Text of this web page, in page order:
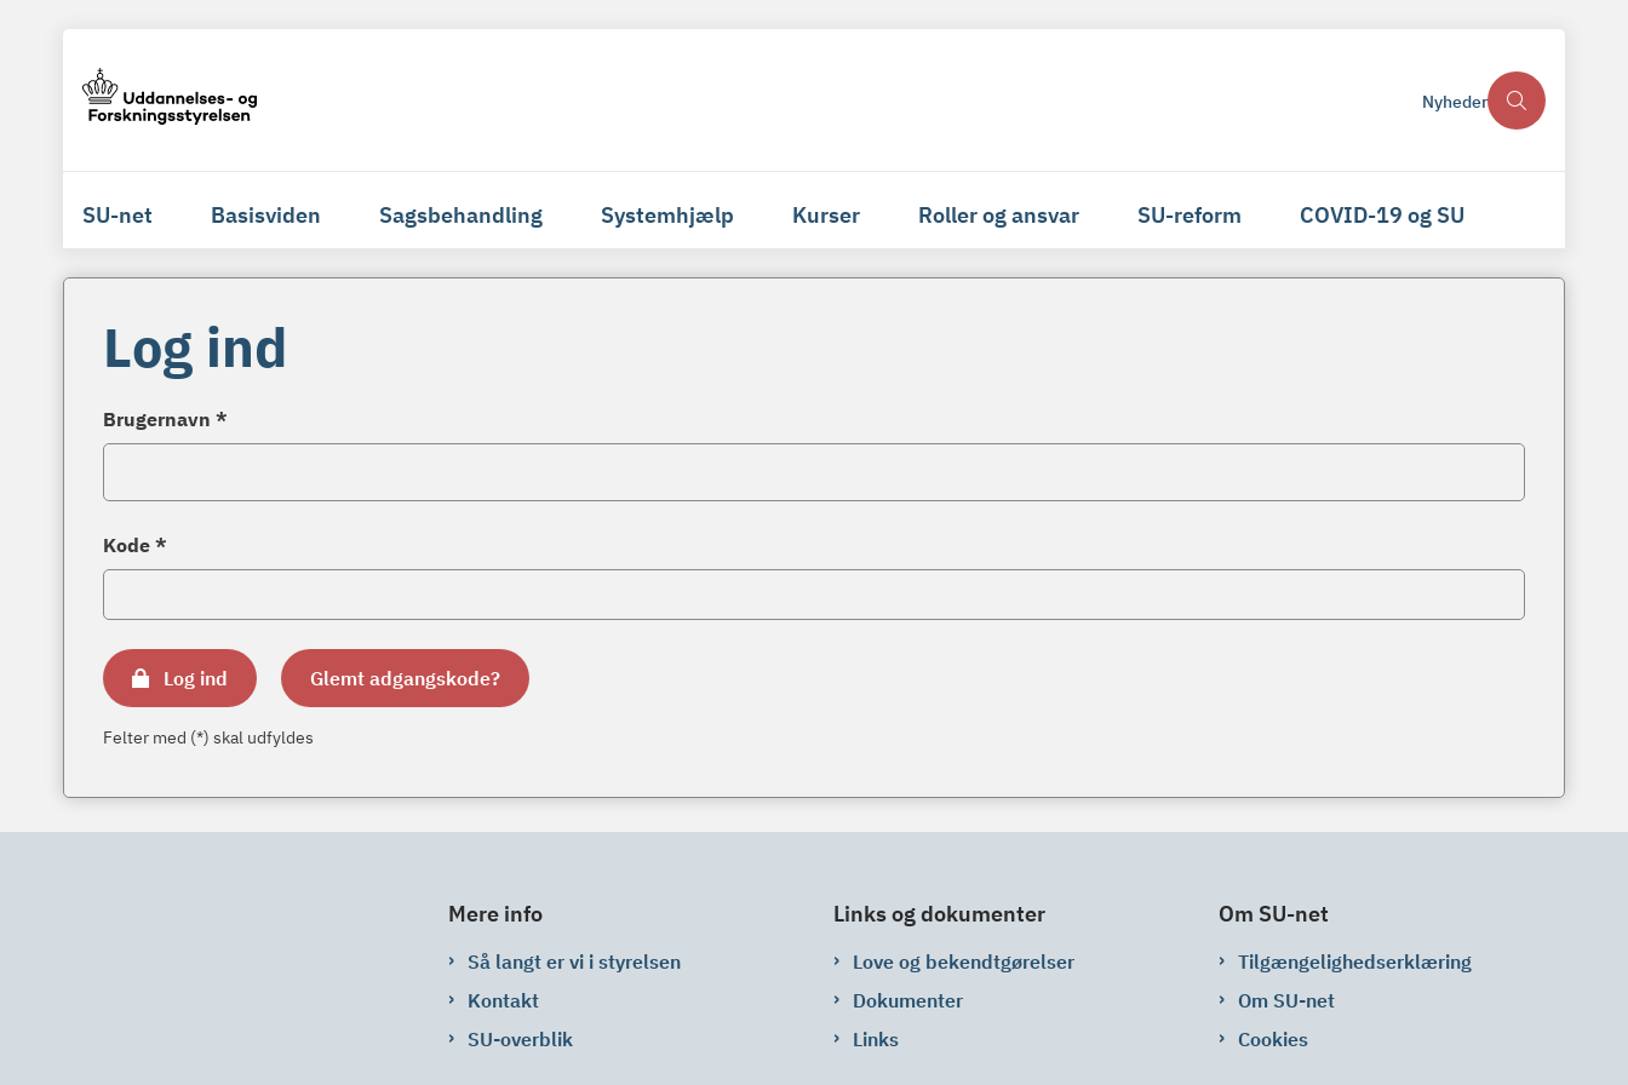
Nyheder
SU-net Basisviden Sagsbehandling Systemhjælp Kurser Roller og ansvar SU-reform COVID-19 og SU
Log ind
Brugernavn *
Kode *
Log ind Glemt adgangskode?
Felter med (*) skal udfyldes
Mere info
Så langt er vi i styrelsen
Kontakt
SU-overblik
Links og dokumenter
Love og bekendtgørelser
Dokumenter
Links
Om SU-net
Tilgængelighedserklæring
Om SU-net
Cookies